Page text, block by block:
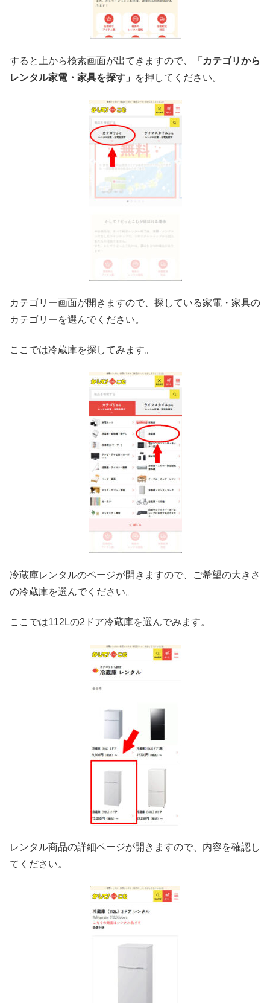
すると上から検索画面が出てきますので、
「カテゴリから
レンタル家電・家具を探す」
を押してください。
カテゴリー画面が開きますので、探している家電・家具の
カテゴリーを選んでください。
ここでは冷蔵庫を探してみます。
冷蔵庫レンタルのページが開きますので、ご希望の大きさ
の冷蔵庫を選んでください。
ここでは112Lの2ドア冷蔵庫を選んでみます。
レンタル商品の詳細ページが開きますので、内容を確認し
てください。